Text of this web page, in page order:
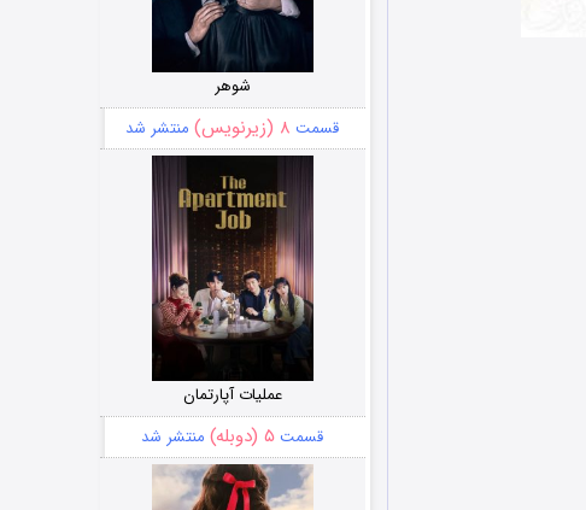
شوهر
قسمت ۸ (زیرنویس) منتشر شد
عملیات آپارتمان
قسمت ۵ (دوبله) منتشر شد